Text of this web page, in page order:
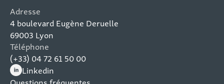
Adresse
4 boulevard Eugène Deruelle
69003 Lyon
Téléphone
(+33) 04 72 61 50 00
Linkedin
(nouvelle fenêtre)